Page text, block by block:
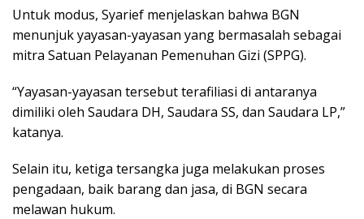
Untuk modus, Syarief menjelaskan bahwa BGN
menunjuk yayasan-yayasan yang bermasalah sebagai
mitra Satuan Pelayanan Pemenuhan Gizi (SPPG).
“Yayasan-yayasan tersebut terafiliasi di antaranya
dimiliki oleh Saudara DH, Saudara SS, dan Saudara LP,”
katanya.
Selain itu, ketiga tersangka juga melakukan proses
pengadaan, baik barang dan jasa, di BGN secara
melawan hukum.